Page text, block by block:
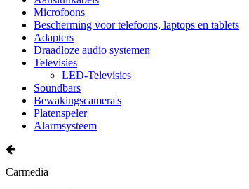
Microfoons
Bescherming voor telefoons, laptops en tablets
Adapters
Draadloze audio systemen
Televisies
LED-Televisies
Soundbars
Bewakingscamera's
Platenspeler
Alarmsysteem
Carmedia